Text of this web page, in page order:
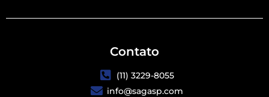
Contato
(11) 3229-8055
info@sagasp.com